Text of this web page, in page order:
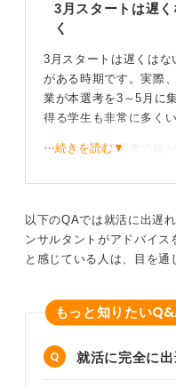
す。
0
3月スタートは遅
く
3月スタートは遅くは
がある時期です。実際
業が本選考を3～5月に
得る学生も非常に多くい
ただし、早期選考で枠
す。
まずは志望軸をざっ
働き方が向いているか
簡単な線引きができれ
次に、応募企業を3～5
ート（ES）・適性検査
⋯続きを読む▼
以下のQAでは就活に出遅
ンサルタントがアドバイス
と感じている人は、目を通
もっと知りたい
就活に完全に